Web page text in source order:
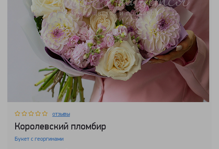
отзывы
Королевский пломбир
Букет с георгинами